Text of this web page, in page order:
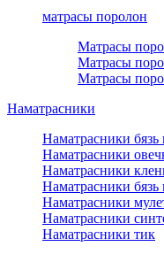
матрасы поролон
Матрасы
Матрасы
Матрасы
Наматрасники
Наматрасники бязь
Наматрасники
Наматрасники
Наматрасники бязь
Наматрасники
Наматрасники
Наматрасники тик